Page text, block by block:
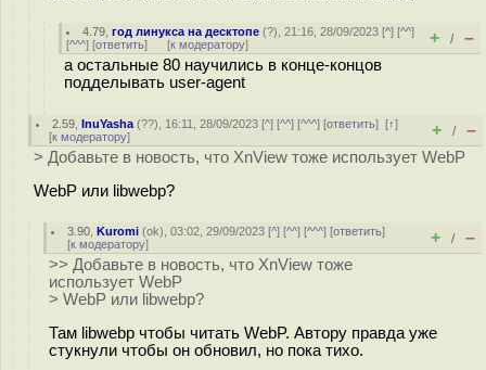
4.79 ,год линукса на десктопе (?), 21:16, 28/09/2023 [^] [^^]
[^^^] [ответить] [к модератору] + / –
а остальные 80 научились в конце-концов
подделывать user-agent
2.59 ,InuYasha (??), 16:11, 28/09/2023 [^] [^^] [^^^] [ответить][↑]
[к модератору] + / –
> Добавьте в новость, что XnView тоже использует WebP
WebP или libwebp?
3.90 ,Kuromi (ok), 03:02, 29/09/2023 [^] [^^] [^^^] [ответить]
[к модератору] + / –
>> Добавьте в новость, что XnView тоже
использует WebP
> WebP или libwebp?
Там libwebp чтобы читать WebP. Автору правда уже
стукнули чтобы он обновил, но пока тихо.